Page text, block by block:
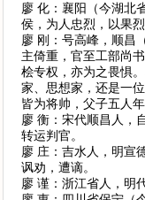
廖 化：襄阳（今湖北
侯，为人忠烈，以果烈
廖 刚：号高峰，顺昌
主倚重，官至工部尚
桧专权，亦为之畏惧
家、思想家，还是一
皆为将帅，父子五人
廖 衡：宋代顺昌人，
转运判官。
廖 庄：吉水人，明宣
讽劝，遭谪。
廖 谨：浙江省人，明